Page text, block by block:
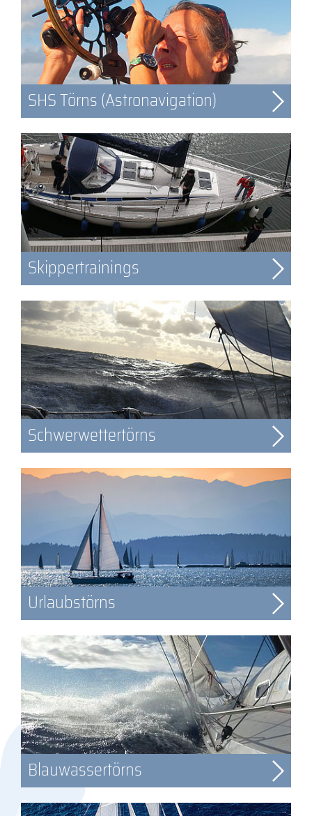
SHS Törns (Astronavigation)
Skippertrainings
Schwerwettertörns
Urlaubstörns
Blauwassertörns